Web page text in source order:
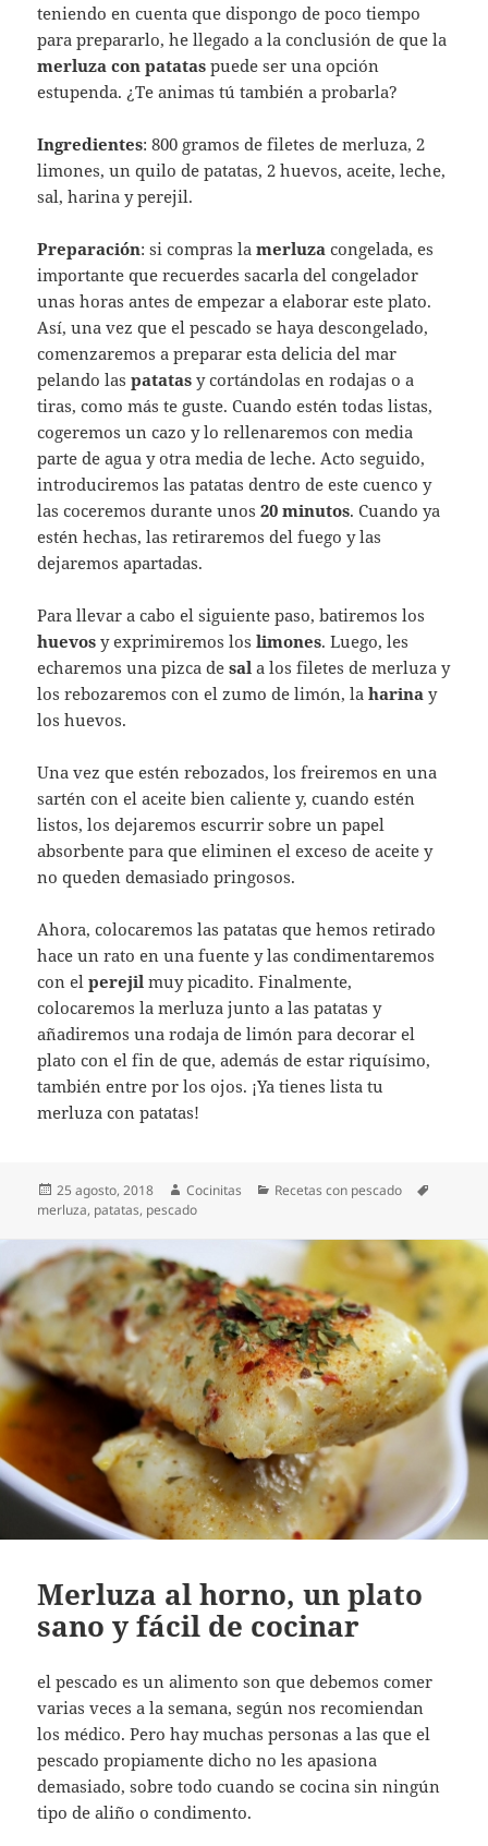
teniendo en cuenta que dispongo de poco tiempo
para prepararlo, he llegado a la conclusión de que la
merluza con patatas puede ser una opción
estupenda. ¿Te animas tú también a probarla?
Ingredientes: 800 gramos de filetes de merluza, 2
limones, un quilo de patatas, 2 huevos, aceite, leche,
sal, harina y perejil.
Preparación: si compras lamerluza congelada, es
importante que recuerdes sacarla del congelador
unas horas antes de empezar a elaborar este plato.
Así, una vez que el pescado se haya descongelado,
comenzaremos a preparar esta delicia del mar
pelando laspatatas y cortándolas en rodajas o a
tiras, como más te guste. Cuando estén todas listas,
cogeremos un cazo y lo rellenaremos con media
parte de agua y otra media de leche. Acto seguido,
introduciremos las patatas dentro de este cuenco y
las coceremos durante unos20 minutos. Cuando ya
estén hechas, las retiraremos del fuego y las
dejaremos apartadas.
Para llevar a cabo el siguiente paso, batiremos los
huevos y exprimiremos loslimones. Luego, les
echaremos una pizca desal a los filetes de merluza y
los rebozaremos con el zumo de limón, laharina y
los huevos.
Una vez que estén rebozados, los freiremos en una
sartén con el aceite bien caliente y, cuando estén
listos, los dejaremos escurrir sobre un papel
absorbente para que eliminen el exceso de aceite y
no queden demasiado pringosos.
Ahora, colocaremos las patatas que hemos retirado
hace un rato en una fuente y las condimentaremos
con elperejil muy picadito. Finalmente,
colocaremos la merluza junto a las patatas y
añadiremos una rodaja de limón para decorar el
plato con el fin de que, además de estar riquísimo,
también entre por los ojos. ¡Ya tienes lista tu
merluza con patatas!
Publicado
el
25 agosto, 2018 Autor
Cocinitas Categorías
Recetas con pescado
merluza, patatas, pescado
Merluza al horno, un plato
sano y fácil de cocinar
el pescado es un alimento son que debemos comer
varias veces a la semana, según nos recomiendan
los médico. Pero hay muchas personas a las que el
pescado propiamente dicho no les apasiona
demasiado, sobre todo cuando se cocina sin ningún
tipo de aliño o condimento.